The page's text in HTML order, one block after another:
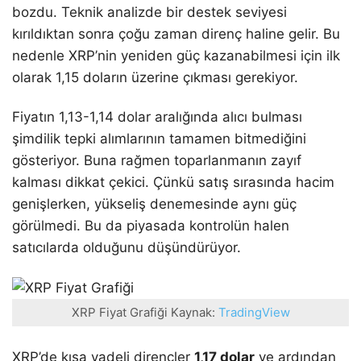
bozdu. Teknik analizde bir destek seviyesi
kırıldıktan sonra çoğu zaman direnç haline gelir. Bu
nedenle XRP’nin yeniden güç kazanabilmesi için ilk
olarak 1,15 doların üzerine çıkması gerekiyor.
Fiyatın 1,13-1,14 dolar aralığında alıcı bulması
şimdilik tepki alımlarının tamamen bitmediğini
gösteriyor. Buna rağmen toparlanmanın zayıf
kalması dikkat çekici. Çünkü satış sırasında hacim
genişlerken, yükseliş denemesinde aynı güç
görülmedi. Bu da piyasada kontrolün halen
satıcılarda olduğunu düşündürüyor.
XRP Fiyat Grafiği Kaynak: TradingView
XRP’de kısa vadeli dirençler 1,17 dolar ve ardından